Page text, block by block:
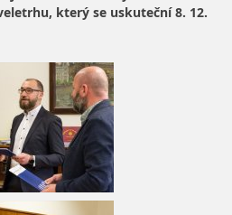
který se uskuteční 8. 12.